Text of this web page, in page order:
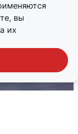
вы
их